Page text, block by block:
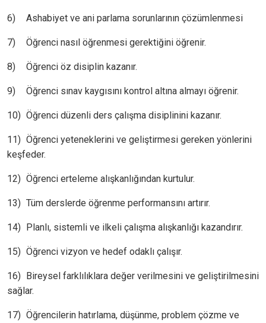
6) Ashabiyet ve ani parlama sorunlarının çözümlenmesi
7) Öğrenci nasıl öğrenmesi gerektiğini öğrenir.
8) Öğrenci öz disiplin kazanır.
9) Öğrenci sınav kaygısını kontrol altına almayı öğrenir.
10) Öğrenci düzenli ders çalışma disiplinini kazanır.
11) Öğrenci yeteneklerini ve geliştirmesi gereken yönlerini
keşfeder.
12) Öğrenci erteleme alışkanlığından kurtulur.
13) Tüm derslerde öğrenme performansını artırır.
14) Planlı, sistemli ve ilkeli çalışma alışkanlığı kazandırır.
15) Öğrenci vizyon ve hedef odaklı çalışır.
16) Bireysel farklılıklara değer verilmesini ve geliştirilmesini
sağlar.
17) Öğrencilerin hatırlama, düşünme, problem çözme ve